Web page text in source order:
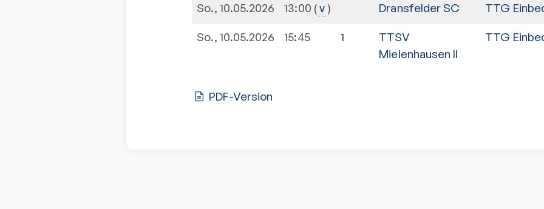
So., 10.05.2026 13:00 v Dransfelder SC TTG
So., 10.05.2026 15:45 1
TTSV
Mielenhausen II
TTG
PDF-Version